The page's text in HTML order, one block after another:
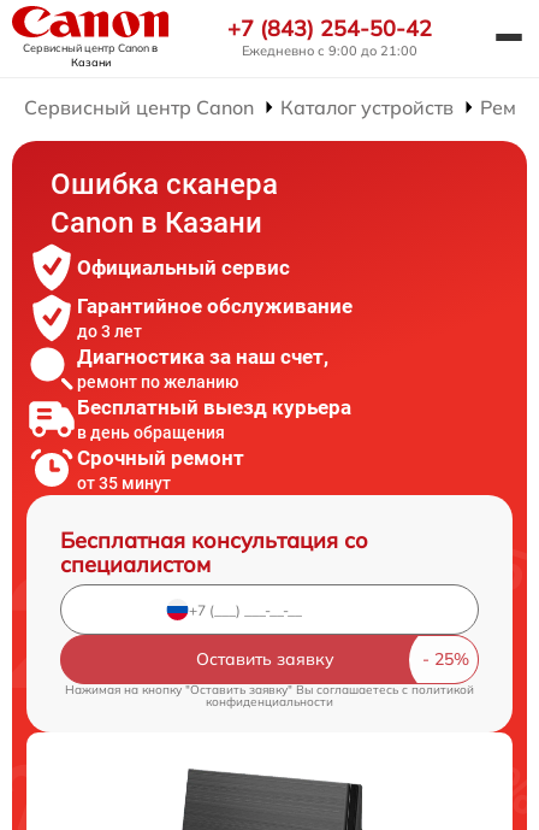
Сервисный центр Canonв
Казани
+7 (843) 254-50-42
Ежедневно с 9:00 до 21:00
Сервисный центр Canon Каталог устройств
Ошибка сканера
Canon в Казани
Официальный сервис
Гарантийное обслуживание
до 3 лет
Диагностика за наш счет,
ремонт по желанию
Бесплатный выезд курьера
в день обращения
Срочный ремонт
от 35 минут
Бесплатная консультация со
специалистом
Оставить заявку
Нажимая на кнопку "Оставить заявку" Вы соглашаетесь cполитикой
конфиденциальности